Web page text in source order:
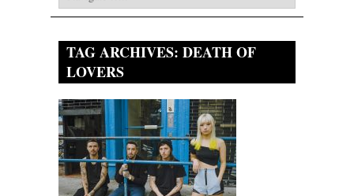
TAG ARCHIVES: DEATH OF
LOVERS